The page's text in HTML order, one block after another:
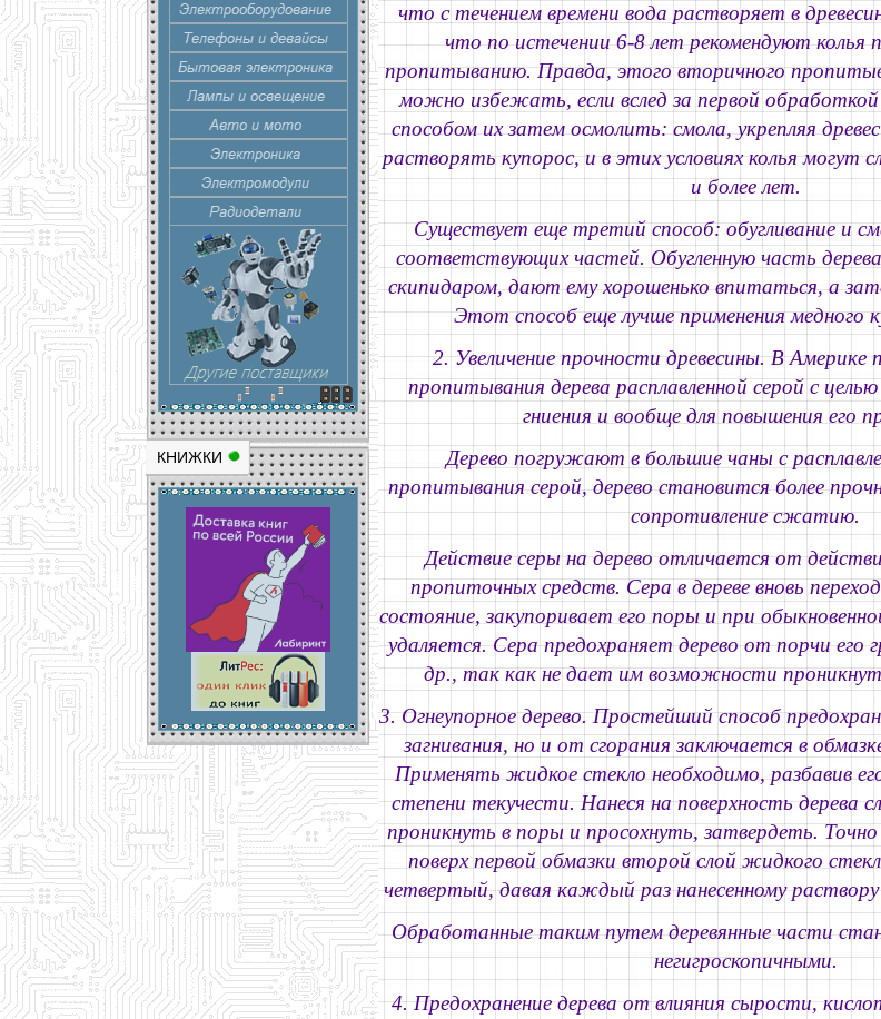
КНИЖКИ
что с течением времени вода растворяет в
что по истечении 6-8 лет рекомендуют колья
пропитыванию. Правда, этого вторичного
можно избежать, если вслед за первой
способом их затем осмолить: смола, укрепляя
растворять купорос, и в этих условиях колья могут
и более лет.
Существует еще третий способ: обугливание и
соответствующих частей. Обугленную часть
скипидаром, дают ему хорошенько впитаться, а
Этот способ еще лучше применения медного
2. Увеличение прочности древесины.В Америке
пропитывания дерева расплавленной серой с
гниения и вообще для повышения его
Дерево погружают в большие чаны с
пропитывания серой, дерево становится более
сопротивление сжатию.
Действие серы на дерево отличается от
пропиточных средств. Сера в дереве вновь
состояние, закупоривает его поры и при
удаляется. Сера предохраняет дерево от порчи его
др., так как не дает им возможности
3. Огнеупорное дерево.Простейший способ
загнивания, но и от сгорания заключается в
Применять жидкое стекло необходимо, разбавив
степени текучести. Нанеся на поверхность дерева
проникнуть в поры и просохнуть, затвердеть.
поверх первой обмазки второй слой жидкого
четвертый, давая каждый раз нанесенному
Обработанные таким путем деревянные части
негигроскопичными.
4. Предохранение дерева от влияния сырости,